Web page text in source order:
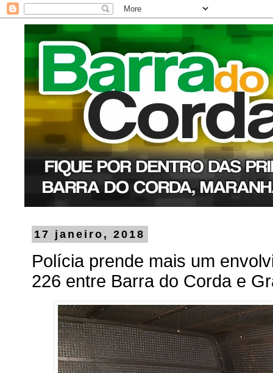
17 janeiro, 2018
Polícia prende mais um
226 entre Barra do Corda e